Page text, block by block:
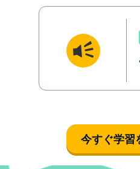
今すぐ学習